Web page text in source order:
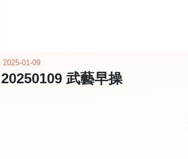
2025-01-09
20250109 武藝早操